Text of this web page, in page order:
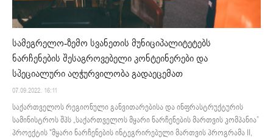
სამეგრელო-ზემო სვანეთის მუნიციპალიტეტებს
ნარჩენების შესაგროვებელი კონტეინერები და
სპეციალური აღჭურვილობა გადაეცემათ
07.09.2022. 16:11
საქართველოს რეგიონული განვითარებისა და ინფრასტრუქტურის
სამინისტროს შპს „საქართველოს მყარი ნარჩენების მართვის კომპანია”
პროექტის "მყარი ნარჩენების ინტეგრირებული მართვის პროგრამა II,